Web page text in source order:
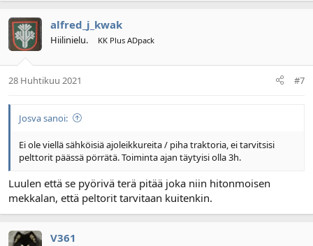
alfred_j_kwak
Hiilinielu. KK Plus ADpack
28 Huhtikuu 2021 #7
Josva sanoi:
Ei ole viellä sähköisiä ajoleikkureita / piha traktoria, ei tarvitsisi
pelttorit päässä pörrätä. Toiminta ajan täytyisi olla 3h.
Luulen että se pyörivä terä pitää joka niin hitonmoisen
mekkalan, että peltorit tarvitaan kuitenkin.
V361